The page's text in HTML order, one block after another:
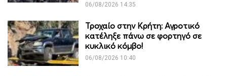
06/08/2026 14:35
Τροχαίο στην Κρήτη: Αγροτικό
κατέληξε πάνω σε φορτηγό σε
κυκλικό κόμβο!
06/08/2026 10:40